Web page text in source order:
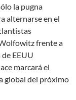
la pugna
alternarse en el
frente a
EEUU
marcará el
global del próximo